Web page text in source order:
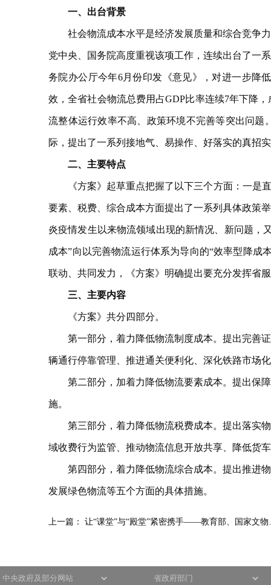
一、出台背景
社会物流成本水平是经济发展质量和综合竞争力
党中央、国务院高度重视该项工作，连续出台了一
务院办公厅今年6月份印发《意见》，对进一步降
效，全省社会物流总费用占GDP比率连续7年下降
流整体运行效率不高、政策环境不完善等突出问
际，提出了一系列接地气、易操作、好落实的真招
二、主要特点
《方案》起草重点把握了以下三个方面：一是直
要素、税费、综合成本方面提出了一系列具体政策
炎疫情发生以来物流领域出现的新情况、新问题，
成本”向以完善物流运行体系为导向的“效率型降
联动、共同发力，《方案》明确提出要充分发挥省
三、主要内容
《方案》共分四部分。
第一部分，着力降低物流制度成本。提出完善证
辆通行停靠管理、推进通关便利化、深化铁路市场
第二部分，加着力降低物流要素成本。提出保障
施。
第三部分，着力降低物流税费成本。提出落实物
域收费行为监管、推动物流信息开放共享、降低货
第四部分，着力降低物流综合成本。提出推进物
发展绿色物流等五个方面的具体措施。
上一篇： 让“课堂”与“殿堂”紧密携手——教育部、国家文